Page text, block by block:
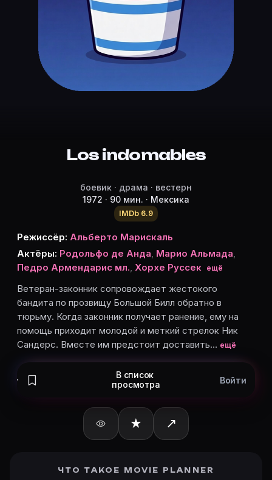
Режиссёр, актёры и роли «Los
Режиссёр и актёры:
Альберто Марискаль
Родольфо де Анда
Клаудия Ислас
Arturo Guzman
John Howard
Агустин Исунса
Рэй Мойер
Jaime Pizano
Карточки актёров с ролями — на Movie Planner.
Частые вопросы о «Los
Ветеран-законник сопровождает жестокого
Дата выхода в мире «Los indomables» (1972)?
Дата выхода в мире: 16.11.1972. Актуальная дата
Актуальный рейтинг Los indomables (1972) — на
Los indomables
боевик · драма · вестерн
1972 · 90 мин. · Мексика
IMDb 6.9
Режиссёр: Альберто Марискаль
Актёры: Родольфо де Анда, Марио Альмада,
Педро Армендарис мл., Хорхе Руссек ещё
Ветеран-законник сопровождает жестокого
бандита по прозвищу Большой Билл обратно в
тюрьму. Когда законник получает ранение, ему на
помощь приходит молодой и меткий стрелок Ник
Сандерс. Вместе им предстоит доставить… ещё
В список
просмотра
Войти
★ ↗
ЧТО ТАКОЕ MOVIE PLANNER